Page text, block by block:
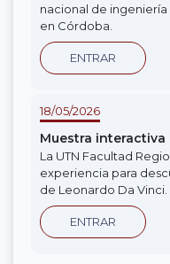
nacional de
en Córdoba.
ENTRAR
18/05/2026
Muestra
La UTN Facultad
experiencia para
de Leonardo Da Vinci.
ENTRAR